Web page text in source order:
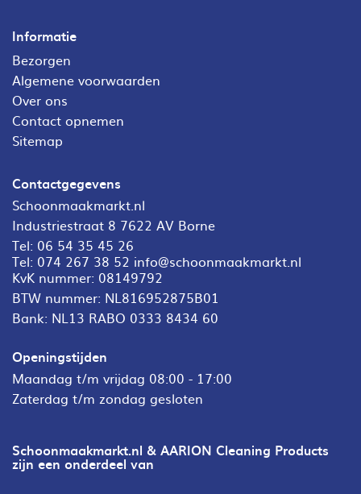
Informatie
Bezorgen
Algemene voorwaarden
Over ons
Contact opnemen
Sitemap
Contactgegevens
Schoonmaakmarkt.nl
Industriestraat 8 7622 AV Borne
Tel: 06 54 35 45 26
Tel: 074 267 38 52 info@schoonmaakmarkt.nl
KvK nummer: 08149792
BTW nummer: NL816952875B01
Bank: NL13 RABO 0333 8434 60
Openingstijden
Maandag t/m vrijdag 08:00 - 17:00
Zaterdag t/m zondag gesloten
Schoonmaakmarkt.nl & AARION Cleaning Products
zijn een onderdeel van